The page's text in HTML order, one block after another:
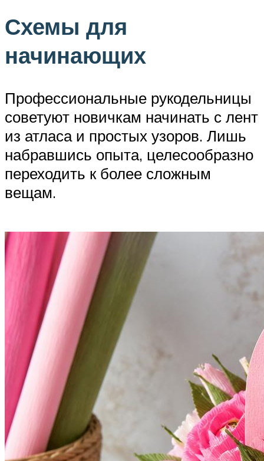
Схемы для
начинающих
Профессиональные рукодельницы
советуют новичкам начинать с лент
из атласа и простых узоров. Лишь
набравшись опыта, целесообразно
переходить к более сложным
вещам.